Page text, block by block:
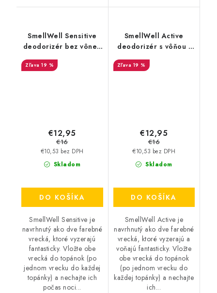
SmellWell Sensitive
deodorizér bez vône -
Grey
19 %
Skladom
€10,53 bez DPH
€12,95
€16
DO KOŠÍKA
SmellWell Sensitive je
navrhnutý ako dve farebné
vrecká, ktoré vyzerajú
fantasticky. Vložte obe
vrecká do topánok (po
jednom vrecku do každej
topánky) a nechajte ich
počas noci...
SmellWell Active
deodorizér s vôňou -
Geometric Orange
19 %
Skladom
€10,53 bez DPH
€12,95
€16
DO KOŠÍKA
SmellWell Active je
navrhnutý ako dve farebné
vrecká, ktoré vyzerajú a
voňajú fantasticky. Vložte
obe vrecká do topánok
(po jednom vrecku do
každej topánky) a nechajte
ich...